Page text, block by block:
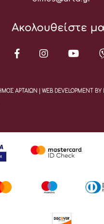
Ακολουθείστε
ΑΡΤΑΙΩΝ | WEB DEVELOPMENT BY